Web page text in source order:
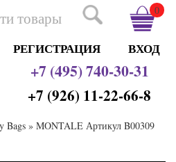
РЕГИСТРАЦИЯ ВХОД
0
+7 (495) 740-30-31
+7 (926) 11-22-66-8
Bags » MONTALE Артикул B00309